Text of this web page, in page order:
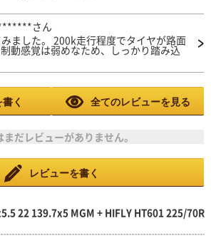
さん
ました。 200k走行程度でタイヤが路面
動感覚は弱めなため、しっかり踏み込
く 全てのレビューを見る
だレビューがありません。
レビューを書く
22 139.7x5 MGM + HIFLY HT601 225/70R